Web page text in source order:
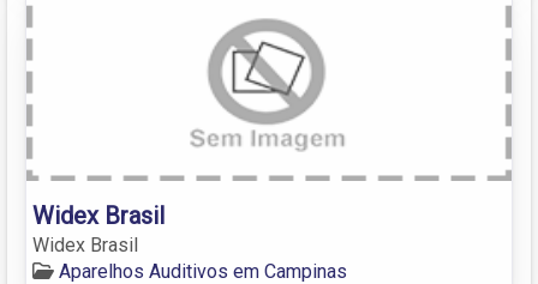
Widex Brasil
Widex Brasil
Aparelhos Auditivos em Campinas